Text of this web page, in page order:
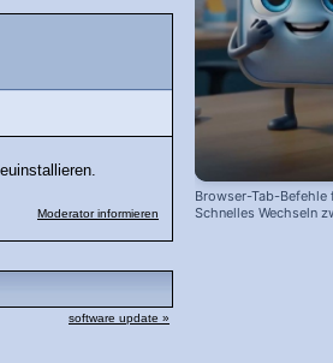
Moderator informieren
software update »
Browser-Tab-Befehle
Schnelles Wechseln